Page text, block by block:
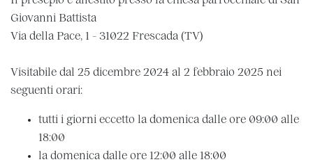
Giovanni Battista
Via della Pace, 1 - 31022 Frescada (TV)
Visitabile dal 25 dicembre 2024 al 2 febbraio 2025 nei
seguenti orari:
tutti i giorni eccetto la domenica dalle ore 09:00 alle
18:00
la domenica dalle ore 12:00 alle 18:00